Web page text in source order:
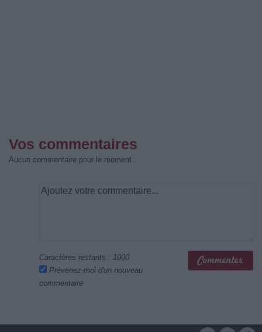
Vos commentaires
Aucun commentaire pour le moment
Caractères restants : 1000
Prévenez-moi d'un nouveau
commentaire